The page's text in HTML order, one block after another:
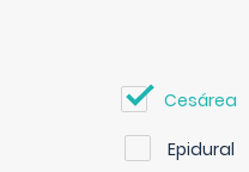
Cesárea
Epidural